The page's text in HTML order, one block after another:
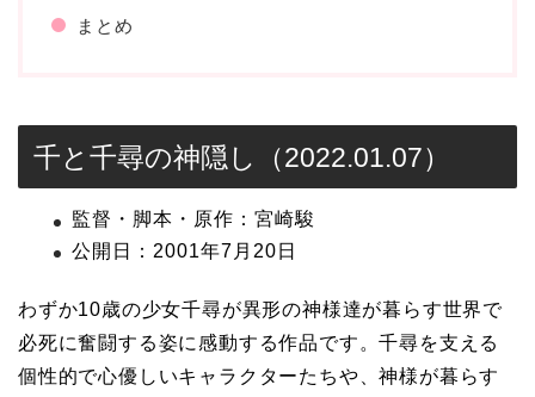
まとめ
千と千尋の神隠し（2022.01.07）
監督・脚本・原作：宮崎駿
公開日：2001年7月20日
わずか10歳の少女千尋が異形の神様達が暮らす世界で
必死に奮闘する姿に感動する作品です。千尋を支える
個性的で心優しいキャラクターたちや、神様が暮らす